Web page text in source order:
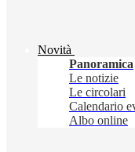
Novità
Panoramica
Le notizie
Le circolari
Calendario
Albo online